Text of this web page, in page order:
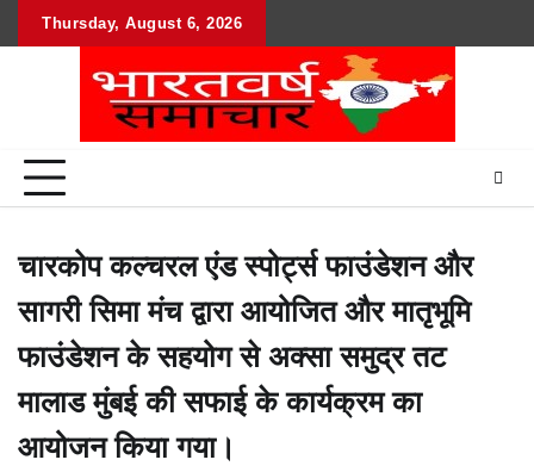
Thursday, August 6, 2026
चारकोप कल्चरल एंड स्पोर्ट्स फाउंडेशन और
सागरी सिमा मंच द्वारा आयोजित और मातृभूमि
फाउंडेशन के सहयोग से अक्सा समुद्र तट
मालाड मुंबई की सफाई के कार्यक्रम का
आयोजन किया गया।